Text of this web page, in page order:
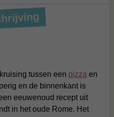
tussen een pizza en
en de binnenkant is
eeuwenoud recept uit
in het oude Rome. Het